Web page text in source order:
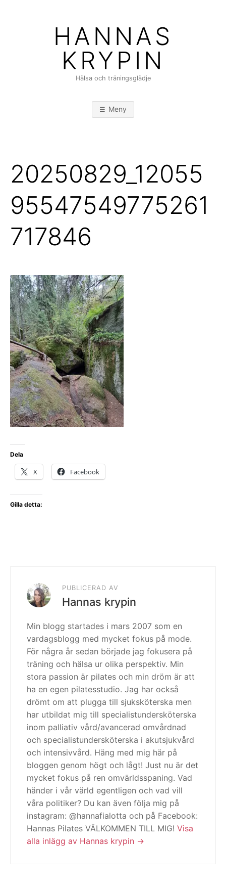
HANNAS
KRYPIN
Hälsa och träningsglädje
Meny
20250829_12055
95547549775261
717846
Dela
X Facebook
Gilla detta:
PUBLICERAD AV
Hannas krypin
Min blogg startades i mars 2007 som en
vardagsblogg med mycket fokus på mode.
För några år sedan började jag fokusera på
träning och hälsa ur olika perspektiv. Min
stora passion är pilates och min dröm är att
ha en egen pilatesstudio. Jag har också
drömt om att plugga till sjuksköterska men
har utbildat mig till specialistundersköterska
inom palliativ vård/avancerad omvårdnad
och specialistundersköterska i akutsjukvård
och intensivvård. Häng med mig här på
bloggen genom högt och lågt! Just nu är det
mycket fokus på ren omvärldsspaning. Vad
händer i vår värld egentligen och vad vill
våra politiker? Du kan även följa mig på
instagram: @hannafialotta och på Facebook:
Hannas Pilates VÄLKOMMEN TILL MIG! Visa
alla inlägg av Hannas krypin